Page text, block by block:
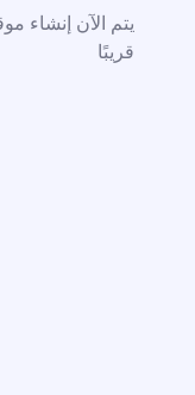
يتم الآن إنشاء
قريبًا